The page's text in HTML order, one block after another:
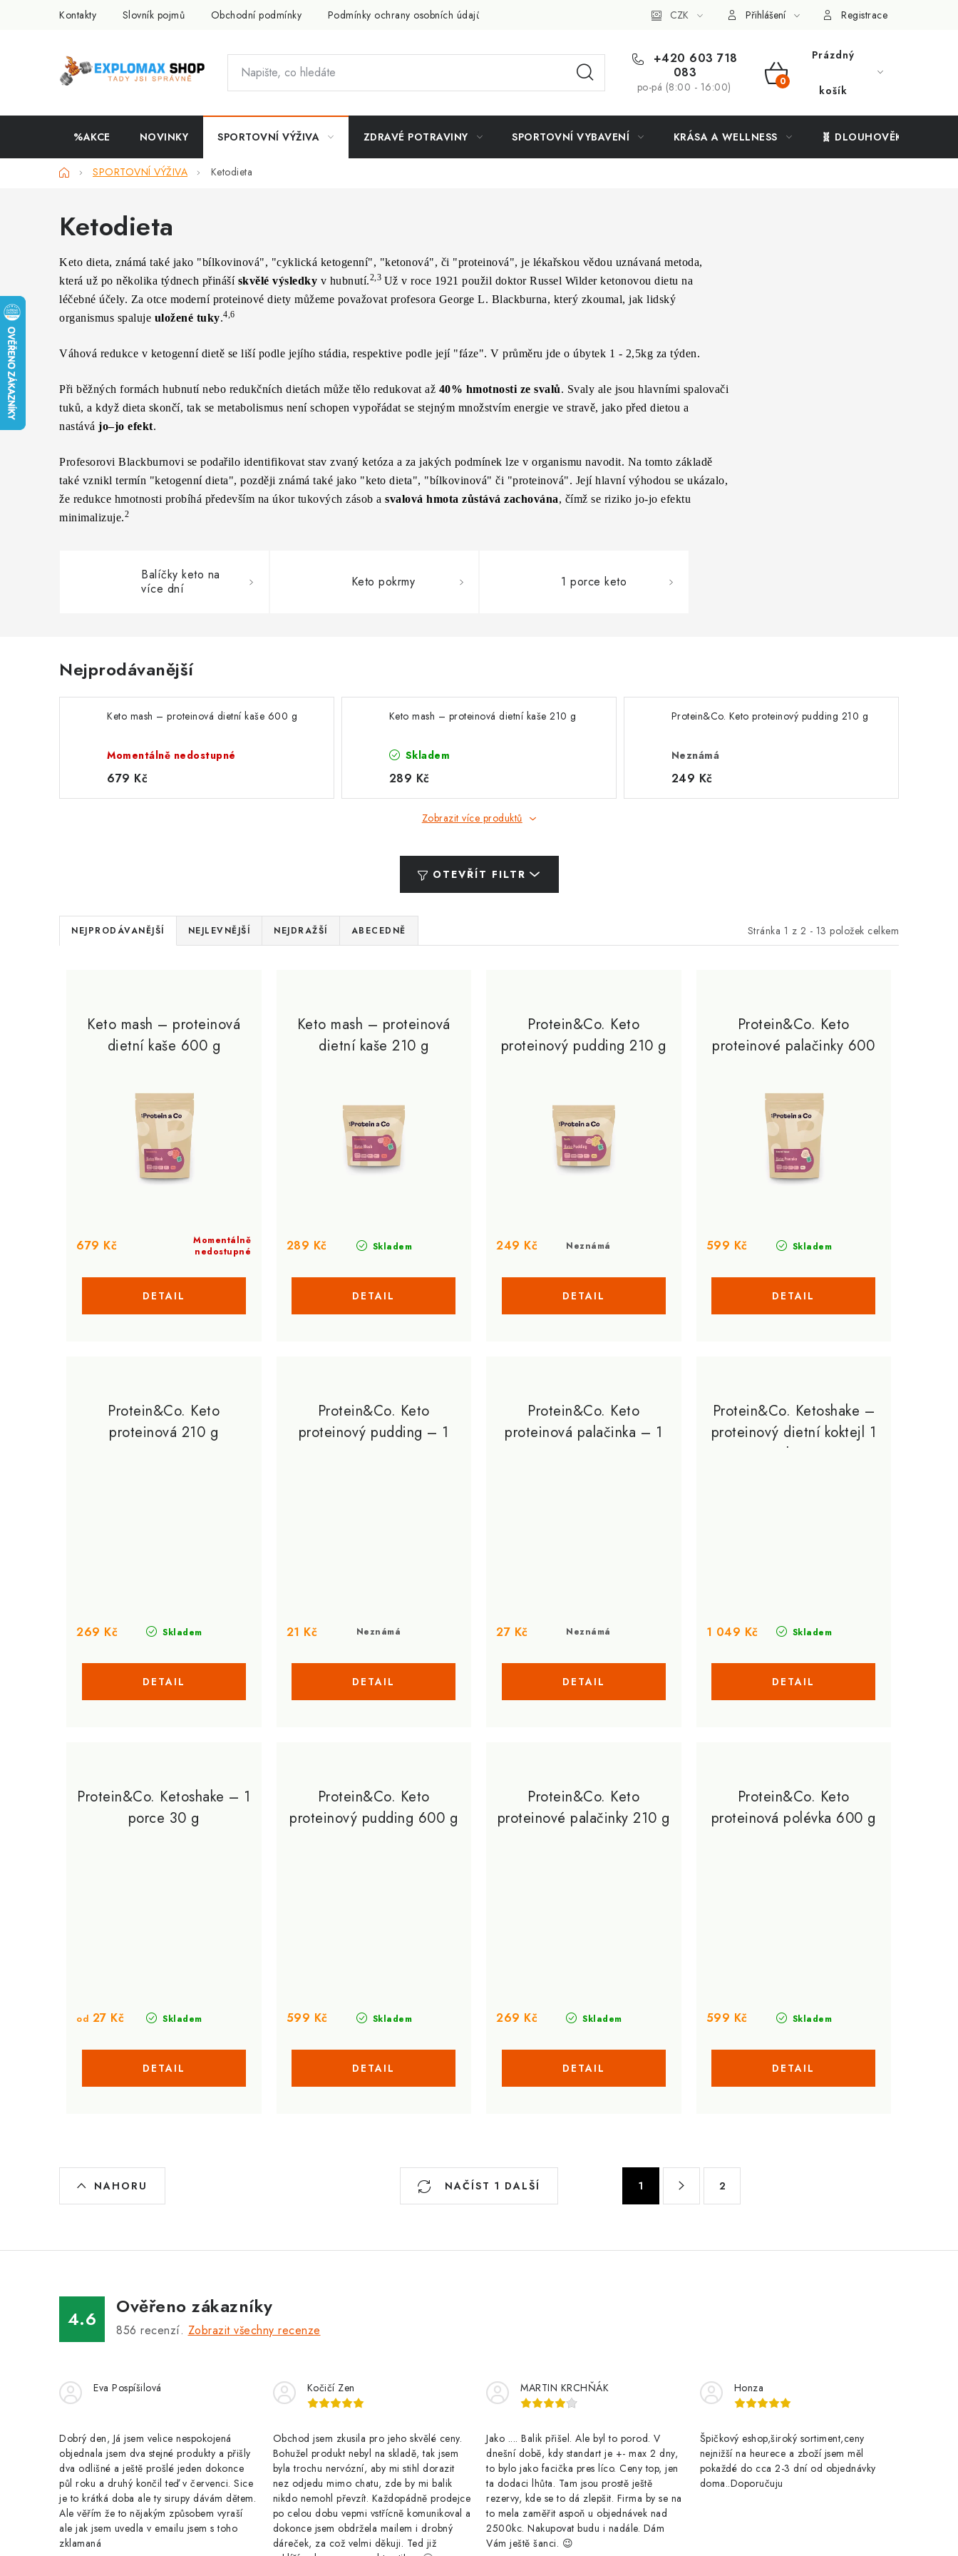
Kontakty Slovník pojmů Obchodní podmínky Podmínky ochrany osobních údajů Slevový systém Vše o nákupu
CZK Přihlášení Registrace
+420 603 718
083
po-pá (8:00 - 16:00)
NÁKUPNÍ
Prázdný
košík
%AKCE NOVINKY SPORTOVNÍ VÝŽIVA ZDRAVÉ POTRAVINY SPORTOVNÍ VYBAVENÍ KRÁSA A WELLNESS 🧬 DLOUHOVĚKOST
DomůSPORTOVNÍ VÝŽIVA Ketodieta
Ketodieta
Keto dieta, známá také jako "bílkovinová", "cyklická ketogenní", "ketonová", či "proteinová", je lékařskou vědou uznávaná metoda,
která už po několika týdnech přináší skvělé výsledky v hubnutí.2,3 Už v roce 1921 použil doktor Russel Wilder ketonovou dietu na
léčebné účely. Za otce moderní proteinové diety můžeme považovat profesora George L. Blackburna, který zkoumal, jak lidský
organismus spaluje uložené tuky.4,6
Váhová redukce v ketogenní dietě se liší podle jejího stádia, respektive podle její "fáze". V průměru jde o úbytek 1 - 2,5kg za týden.
Při běžných formách hubnutí nebo redukčních dietách může tělo redukovat až 40% hmotnosti ze svalů. Svaly ale jsou hlavními spalovači
tuků, a když dieta skončí, tak se metabolismus není schopen vypořádat se stejným množstvím energie ve stravě, jako před dietou a
nastává jo–jo efekt.
Profesorovi Blackburnovi se podařilo identifikovat stav zvaný ketóza a za jakých podmínek lze v organismu navodit. Na tomto základě
také vznikl termín "ketogenní dieta", později známá také jako "keto dieta", "bílkovinová" či "proteinová". Její hlavní výhodou se ukázalo,
že redukce hmotnosti probíhá především na úkor tukových zásob a svalová hmota zůstává zachována, čímž se riziko jo-jo efektu
minimalizuje.2
Balíčky keto na
více dní
Keto pokrmy 1 porce keto
Nejprodávanější
Keto mash – proteinová dietní kaše 600 g
Momentálně nedostupné
679 Kč
Keto mash – proteinová dietní kaše 210 g
Skladem
289 Kč
Protein&Co. Keto proteinový pudding 210 g
Neznámá
249 Kč
Zobrazit více produktů
OTEVŘÍT FILTR
Stránka 1 z 2 - 13 položek celkem
Ř
a
NEJPRODÁVANĚJŠÍ NEJLEVNĚJŠÍ NEJDRAŽŠÍ ABECEDNĚ
Keto mash – proteinová
dietní kaše 600 g
Momentálně
nedostupné
679 Kč
Keto mash – proteinová
dietní kaše 210 g
Skladem
289 Kč
Protein&Co. Keto
proteinový pudding 210 g
Neznámá
249 Kč
Protein&Co. Keto
proteinové palačinky 600
Skladem
599 Kč
Protein&Co. Keto
proteinová 210 g
Skladem
269 Kč
Protein&Co. Keto
proteinový pudding – 1
Neznámá
21 Kč
Protein&Co. Keto
proteinová palačinka – 1
Neznámá
27 Kč
Protein&Co. Ketoshake –
proteinový dietní koktejl 1
kg
Skladem
1 049 Kč
Protein&Co. Ketoshake – 1
porce 30 g
Skladem
od 27 Kč
Protein&Co. Keto
proteinový pudding 600 g
Skladem
599 Kč
Protein&Co. Keto
proteinové palačinky 210 g
Skladem
269 Kč
Protein&Co. Keto
proteinová polévka 600 g
Skladem
599 Kč
O
v
á
a
c
í
r
v
k
y
v
ý
p
NAČÍST 1 DALŠÍ
S
n
1 2
NAHORU
4.6
Ověřeno zákazníky
856 recenzí. Zobrazit všechny recenze
Eva Pospíšilová
Dobrý den, Já jsem velice nespokojená
objednala jsem dva stejné produkty a přišly
dva odlišné a ještě prošlé jeden dokonce
půl roku a druhý končil teď v červenci. Sice
je to krátká doba ale ty sirupy dávám dětem.
Ale věřím že to nějakým způsobem vyraší
ale jak jsem uvedla v emailu jsem s toho
zklamaná
Kočičí Zen
Obchod jsem zkusila pro jeho skvělé ceny.
Bohužel produkt nebyl na skladě, tak jsem
byla trochu nervózní, aby mi stihl dorazit
nez odjedu mimo chatu, zde by mi balik
nikdo nemohl převzít. Každopádně prodejce
po celou dobu vepmi vstřícně komunikoval a
dokonce jsem obdržela mailem i drobný
dáreček, za což velmi děkuji. Ted již
MARTIN KRCHŇÁK
Jako .... Balik přišel. Ale byl to porod. V
dnešní době, kdy standart je +- max 2 dny,
to bylo jako facička pres líco. Ceny top, jen
ta dodaci lhůta. Tam jsou prostě ještě
rezervy, kde se to dá zlepšit. Firma by se na
to mela zaměřit aspoň u objednávek nad
2500kc. Nakupovat budu i nadále. Dám
Vám ještě šanci. 😉
Honza
Špičkový eshop,široký sortiment,ceny
nejnižší na heurece a zboží jsem měl
pokaždé do cca 2-3 dní od objednávky
doma..Doporučuju